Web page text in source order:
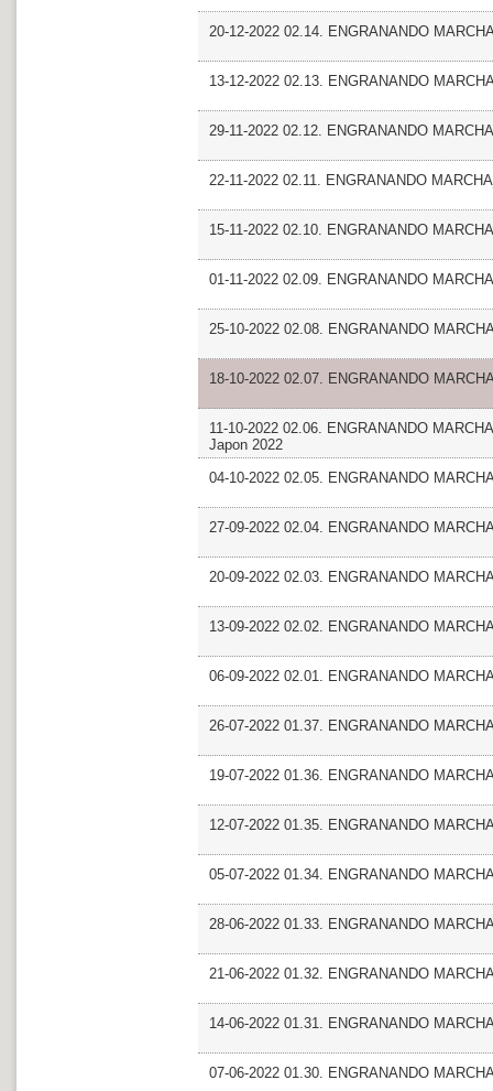
20-12-2022 02.14. ENGRANANDO
13-12-2022 02.13. ENGRANANDO
29-11-2022 02.12. ENGRANANDO
22-11-2022 02.11. ENGRANANDO
15-11-2022 02.10. ENGRANANDO
01-11-2022 02.09. ENGRANANDO
25-10-2022 02.08. ENGRANANDO
18-10-2022 02.07. ENGRANANDO
11-10-2022 02.06. ENGRANANDO
Japon 2022
04-10-2022 02.05. ENGRANANDO
27-09-2022 02.04. ENGRANANDO
20-09-2022 02.03. ENGRANANDO
13-09-2022 02.02. ENGRANANDO
06-09-2022 02.01. ENGRANANDO
26-07-2022 01.37. ENGRANANDO
19-07-2022 01.36. ENGRANANDO
12-07-2022 01.35. ENGRANANDO
05-07-2022 01.34. ENGRANANDO
28-06-2022 01.33. ENGRANANDO
21-06-2022 01.32. ENGRANANDO
14-06-2022 01.31. ENGRANANDO
07-06-2022 01.30. ENGRANANDO